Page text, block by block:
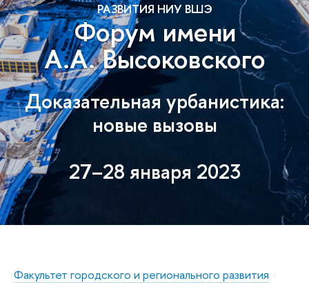
РАЗВИТИЯ НИУ ВШЭ
Форум имени
А.А. Высоковского
Доказательная урбанистика:
новые вызовы
27–28 января 2023
Факультет городского и регионального развития